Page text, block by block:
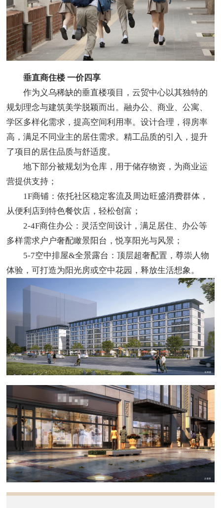
垂直商住楼 一价四享
作为义乌稀缺的垂直楼项目，云贸中心以其独特的
规划理念与建筑美学脱颖而出。融办公、商业、公寓、
学区多样化需求，提高空间利用率。设计合理，得房率
高，满足不同业主的居住需求。精工品质的引入，提升
了项目的居住品质与舒适度。
地下部分被规划为仓库，用于储存物资，为商业运
营提供支持；
1F商铺：依托社区稳定客流及周边旺盛消费群体，
从便利店到特色餐饮店，轻松创富；
2-4F商住办公：灵活空间设计，满足居住、办公等
多样需求户户奢配瞰景阳台，悦享阳光与风景；
5-7空中排屋&全景露台：顶层超奢配置，尊崇人物
体验，可打造为阳光房或空中花园，释放生活想象。